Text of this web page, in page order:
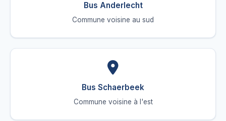
Bus Anderlecht
Commune voisine au sud
Bus Schaerbeek
Commune voisine à l'est